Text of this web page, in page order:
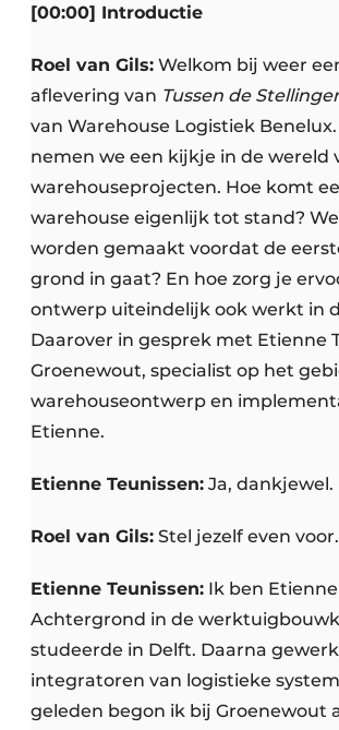
[00:00] Introductie
Roel van Gils: Welkom bij weer
aflevering van Tussen de
van Warehouse Logistiek
nemen we een kijkje in de wereld
warehouseprojecten. Hoe komt
warehouse eigenlijk tot stand?
worden gemaakt voordat de
grond in gaat? En hoe zorg je
ontwerp uiteindelijk ook werkt in
Daarover in gesprek met Etienne
Groenewout, specialist op het
warehouseontwerp en
Etienne.
Etienne Teunissen: Ja, dankjewel.
Roel van Gils: Stel jezelf even voor.
Etienne Teunissen: Ik ben
Achtergrond in de
studeerde in Delft. Daarna
integratoren van logistieke
geleden begon ik bij Groenewout